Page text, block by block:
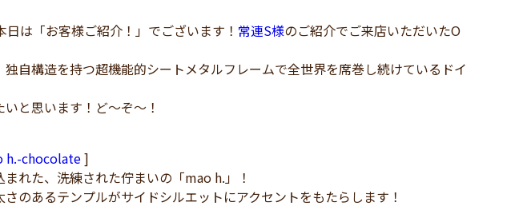
は「お客様ご紹介！」でございます！ 常連S様のご紹介でご来店いただいたO
自構造を持つ超機能的シートメタルフレームで全世界を席巻し続けているドイ
と思います！ど～ぞ～！
h.-chocolate]
れた、洗練された佇まいの「mao h.」！
のあるテンプルがサイドシルエットにアクセントをもたらします！